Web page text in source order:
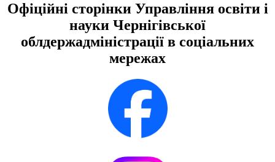
Офіційні сторінки Управління освіти і
науки Чернігівської
облдержадміністрації в соціальних
мережах